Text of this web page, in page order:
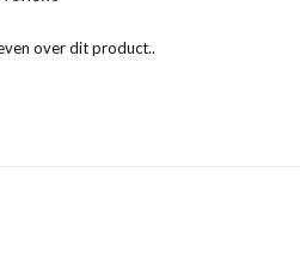
over dit product..